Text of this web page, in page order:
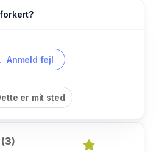
Anmeld fejl
er mit sted